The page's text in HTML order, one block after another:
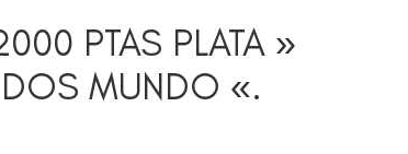
PTAS PLATA »
DOS MUNDO «.